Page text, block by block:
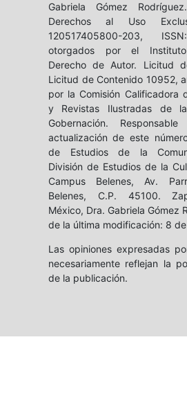
Gabriela Gómez
Derechos al Uso
120517405800-203,
otorgados por el
Derecho de Autor. Licitud
Licitud de Contenido 10952,
por la Comisión Calificadora
y Revistas Ilustradas de
Gobernación.
actualización de este
de Estudios de la
División de Estudios de la
Campus Belenes, Av.
Belenes, C.P. 45100.
México, Dra. Gabriela Gómez
de la última modificación: 8
Las opiniones expresadas
necesariamente reflejan la
de la publicación.